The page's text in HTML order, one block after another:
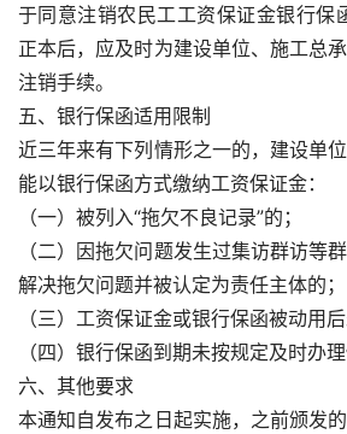
于同意注销农民工工资保证金银行保
正本后，应及时为建设单位、施工总
注销手续。
五、银行保函适用限制
近三年来有下列情形之一的，建设单
能以银行保函方式缴纳工资保证金：
（一）被列入“拖欠不良记录”的；
（二）因拖欠问题发生过集访群访等
解决拖欠问题并被认定为责任主体的；
（三）工资保证金或银行保函被动用
（四）银行保函到期未按规定及时办理
六、其他要求
本通知自发布之日起实施，之前颁发